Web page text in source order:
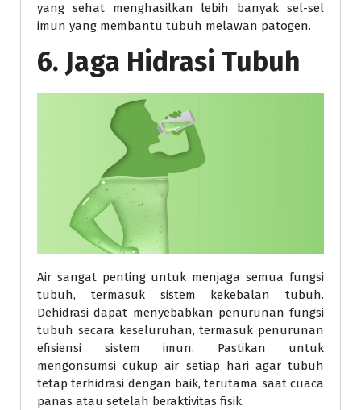
yang sehat menghasilkan lebih banyak sel-sel
imun yang membantu tubuh melawan patogen.
6. Jaga Hidrasi Tubuh
Air sangat penting untuk menjaga semua fungsi
tubuh, termasuk sistem kekebalan tubuh.
Dehidrasi dapat menyebabkan penurunan fungsi
tubuh secara keseluruhan, termasuk penurunan
efisiensi sistem imun. Pastikan untuk
mengonsumsi cukup air setiap hari agar tubuh
tetap terhidrasi dengan baik, terutama saat cuaca
panas atau setelah beraktivitas fisik.